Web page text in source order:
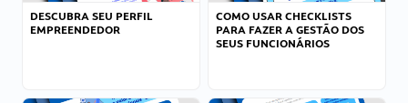
DESCUBRA SEU PERFIL
EMPREENDEDOR
COMO USAR CHECKLISTS
PARA FAZER A GESTÃO DOS
SEUS FUNCIONÁRIOS